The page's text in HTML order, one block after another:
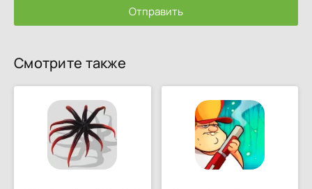
Отправить
Смотрите также